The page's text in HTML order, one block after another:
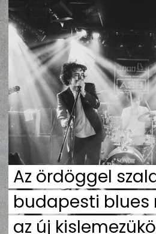
PR-
Az ördöggel
budapesti blues
az új